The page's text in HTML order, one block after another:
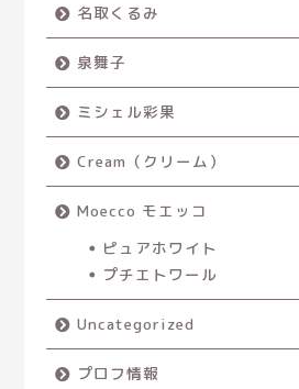
名取くるみ
泉舞子
ミシェル彩果
Cream（クリーム）
Moecco モエッコ
ピュアホワイト
プチエトワール
Uncategorized
プロフ情報